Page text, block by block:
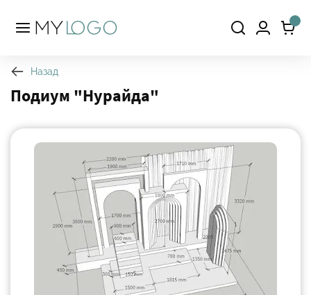
Назад
Подиум "Нурайда"